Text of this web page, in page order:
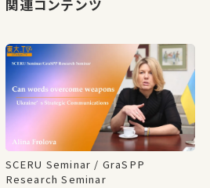
関連コンテンツ
SCERU Seminar / GraSPP
Research Seminar